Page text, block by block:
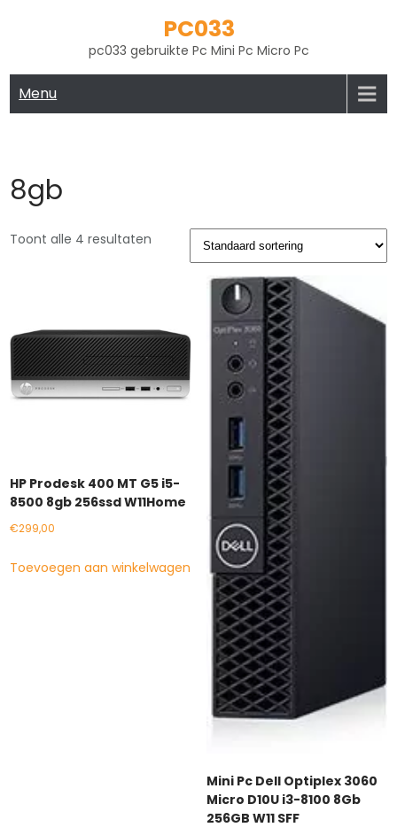
PC033
pc033 gebruikte Pc Mini Pc Micro Pc
Menu
8gb
Toont alle 4 resultaten
HP Prodesk 400 MT G5 i5-
8500 8gb 256ssd W11Home
€299,00
Toevoegen aan winkelwagen
Mini Pc Dell Optiplex 3060
Micro D10U i3-8100 8Gb
256GB W11 SFF